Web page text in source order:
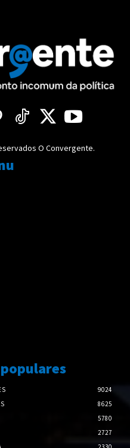
O Convergente.
9024
8625
5780
2727